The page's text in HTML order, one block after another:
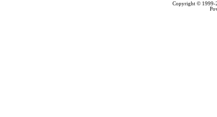
Copyright ©